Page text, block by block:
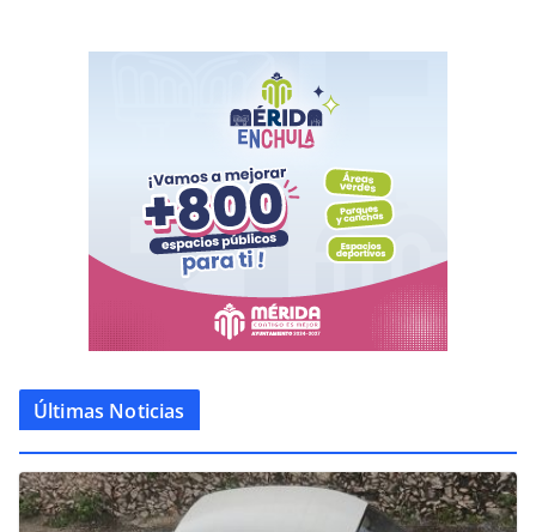
Últimas Noticias